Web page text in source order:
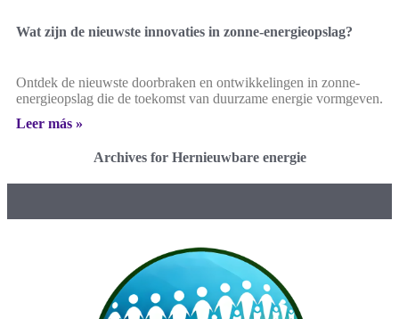
Wat zijn de nieuwste innovaties in zonne-energieopslag?
Ontdek de nieuwste doorbraken en ontwikkelingen in zonne-
energieopslag die de toekomst van duurzame energie vormgeven.
Leer más »
Archives for Hernieuwbare energie